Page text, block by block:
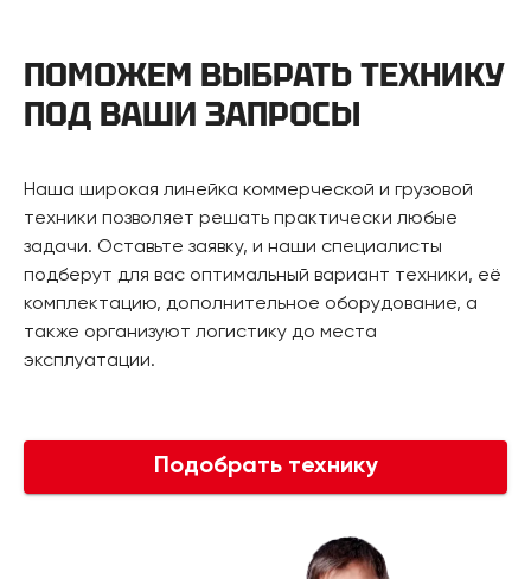
ПОМОЖЕМ ВЫБРАТЬ ТЕХНИКУ
ПОД ВАШИ ЗАПРОСЫ
Наша широкая линейка коммерческой и грузовой
техники позволяет решать практически любые
задачи. Оставьте заявку, и наши специалисты
подберут для вас оптимальный вариант техники, её
комплектацию, дополнительное оборудование, а
также организуют логистику до места
эксплуатации.
Подобрать технику